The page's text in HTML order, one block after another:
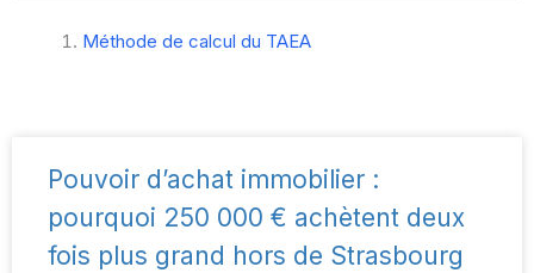
Méthode de calcul du TAEA
Pouvoir d’achat immobilier :
pourquoi 250 000 € achètent deux
fois plus grand hors de Strasbourg